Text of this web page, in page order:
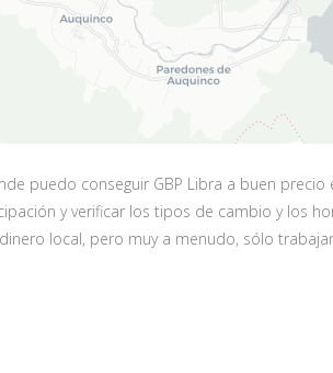
puedo conseguir GBP Libra a buen
y verificar los tipos de cambio y los
local, pero muy a menudo, sólo